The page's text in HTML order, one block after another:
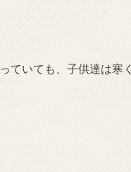
ていても、子供達は寒く